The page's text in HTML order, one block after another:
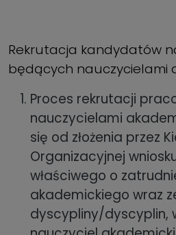
Rekrutacja kandydatów
będących nauczycielami
Proces rekrutacji
nauczycielami
się od złożenia przez
Organizacyjnej
właściwego o
akademickiego wraz
dyscypliny/dyscyplin,